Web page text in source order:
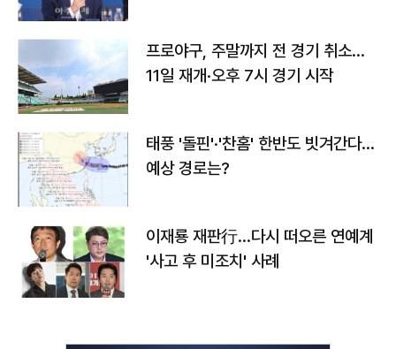
프로야구, 주말까지 전 경기 취소…
11일 재개·오후 7시 경기 시작
태풍 '돌핀'·'찬홈' 한반도 빗겨간다…
예상 경로는?
이재룡 재판行…다시 떠오른 연예계
'사고 후 미조치' 사례